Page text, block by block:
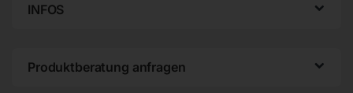
INFOS
Produktberatung anfragen